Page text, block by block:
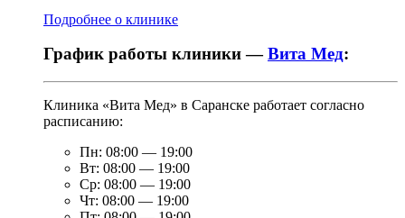
Подробнее о клинике
График работы клиники —Вита Мед:
Клиника «Вита Мед» в Саранске работает согласно
расписанию:
Пн: 08:00 — 19:00
Вт: 08:00 — 19:00
Ср: 08:00 — 19:00
Чт: 08:00 — 19:00